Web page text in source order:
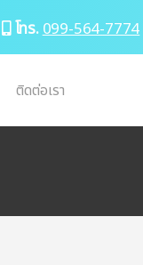
โทร.099-564-7774
ติดต่อเรา